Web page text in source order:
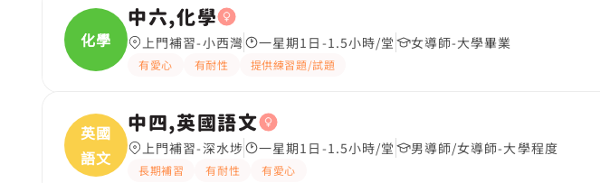
化學
中六,化學
上門補習-小西灣 一星期1日-1.5小時/堂 女導師-大學畢業
有愛心 有耐性 提供練習題/試題
英國
語文
中四,英國語文
上門補習-深水埗 一星期1日-1.5小時/堂 男導師/女導師-大學程度
長期補習 有耐性 有愛心